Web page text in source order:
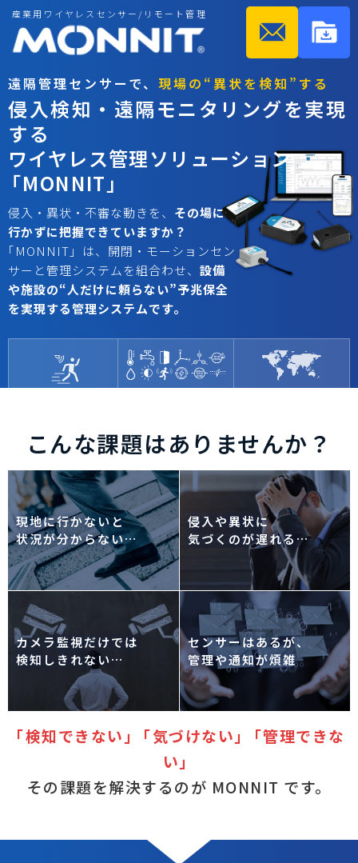
産業用ワイヤレスセンサー/リモート管理
遠隔管理センサーで、 現場の“異状を検知”する
侵入検知・遠隔モニタリングを実現
する
ワイヤレス管理ソリューション
「MONNIT」
侵入・異状・不審な動きを、 その場に
行かずに把握できていますか？
「MONNIT」は、開閉・モーションセン
サーと管理システムを組合わせ、 設備
や施設の“人だけに頼らない”予兆保全
を実現する管理システムです。
80種超の多様なセン
世界85か国以上で採
こんな課題はありませんか？
現地に行かないと
状況が分からない…
侵入や異状に
気づくのが遅れる…
カメラ監視だけでは
検知しきれない…
センサーはあるが、
管理や通知が煩雑
「検知できない」 「気づけない」 「管理できな
い」
その課題を解決するのが MONNIT です。
産業用ワイヤレスセンサー/リモート管理